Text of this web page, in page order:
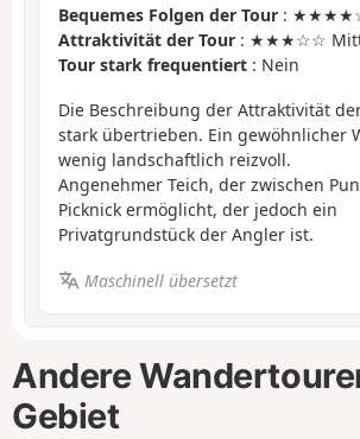
Bequemes Folgen der Tour :
Attraktivität der Tour : ★★★☆☆
Tour stark frequentiert : Nein
Die Beschreibung der Attraktivität
stark übertrieben. Ein gewöhnlicher
wenig landschaftlich reizvoll.
Angenehmer Teich, der zwischen
Picknick ermöglicht, der jedoch ein
Privatgrundstück der Angler ist.
Maschinell übersetzt
Andere
Gebiet